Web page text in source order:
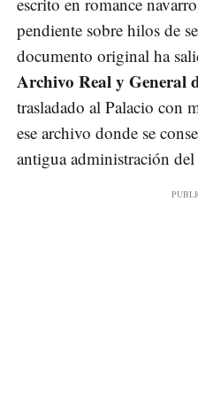
pendiente sobre hilos de
documento original ha
Archivo Real y General
trasladado al Palacio con
ese archivo donde se
antigua administración